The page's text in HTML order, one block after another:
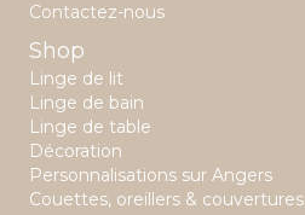
Contactez-nous
Shop
Linge de lit
Linge de bain
Linge de table
Décoration
Personnalisations sur Angers
Couettes, oreillers & couvertures